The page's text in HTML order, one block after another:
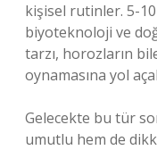
kişisel rutinler. 5-
biyoteknoloji ve
tarzı, horozların
oynamasına yol
Gelecekte bu tür
umutlu hem de